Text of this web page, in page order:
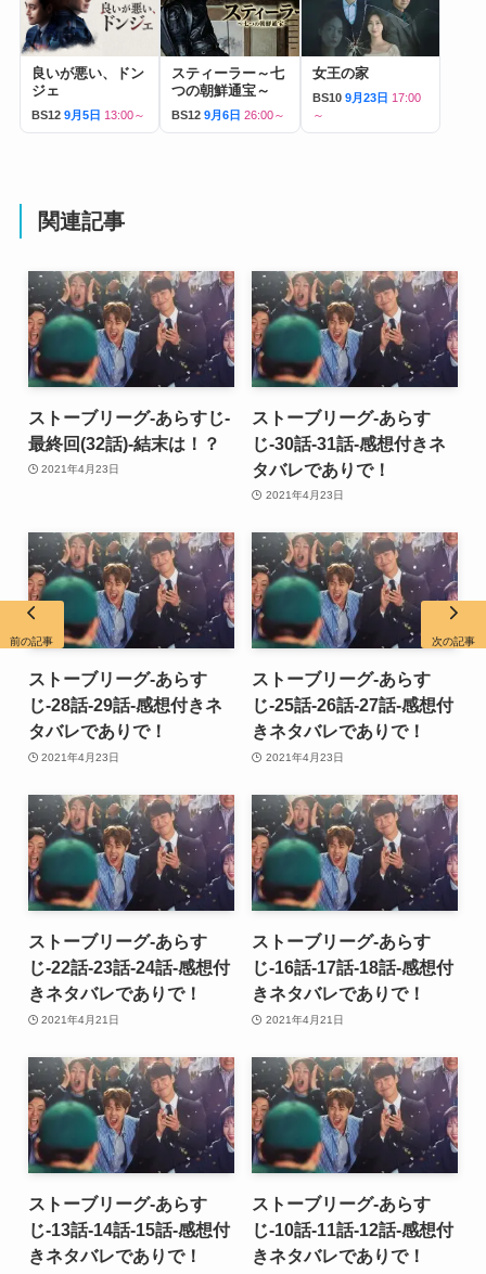
良いが悪い、ドン
ジェ
BS12 9月5日 13:00～
スティーラー～七
つの朝鮮通宝～
BS12 9月6日 26:00～
女王の家
BS10 9月23日 17:00
～
関連記事
ストーブリーグ-あらすじ-
最終回(32話)-結末は！？
2021年4月23日
ストーブリーグ-あらす
じ-30話-31話-感想付きネ
タバレでありで！
2021年4月23日
ストーブリーグ-あらす
じ-28話-29話-感想付きネ
タバレでありで！
2021年4月23日
ストーブリーグ-あらす
じ-25話-26話-27話-感想付
きネタバレでありで！
2021年4月23日
ストーブリーグ-あらす
じ-22話-23話-24話-感想付
きネタバレでありで！
2021年4月21日
ストーブリーグ-あらす
じ-16話-17話-18話-感想付
きネタバレでありで！
2021年4月21日
ストーブリーグ-あらす
じ-13話-14話-15話-感想付
きネタバレでありで！
ストーブリーグ-あらす
じ-10話-11話-12話-感想付
きネタバレでありで！
前の記事 次の記事